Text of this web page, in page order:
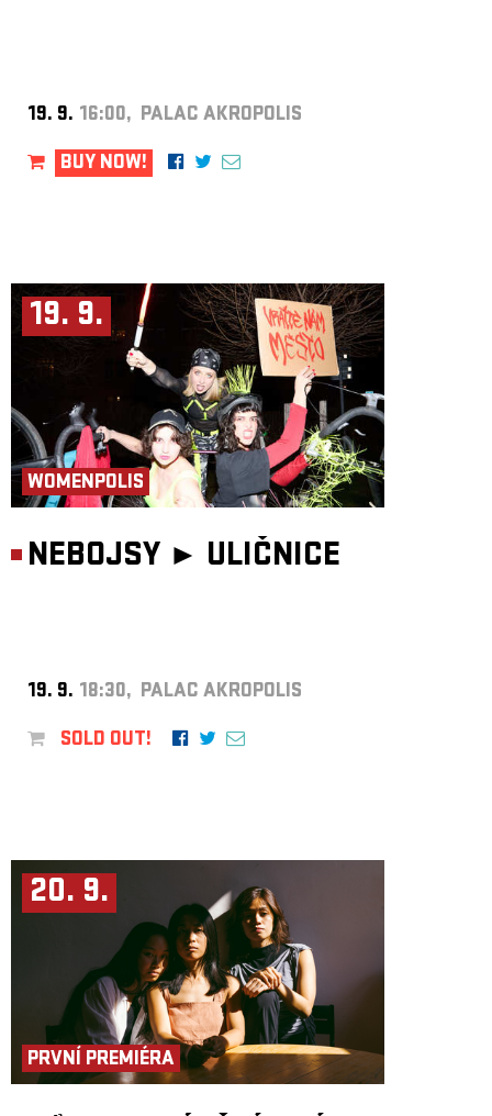
19. 9. 16:00, PALAC AKROPOLIS
BUY NOW!
19. 9.
WOMENPOLIS
NEBOJSY ► ULIČNICE
19. 9. 18:30, PALAC AKROPOLIS
SOLD OUT!
20. 9.
PRVNÍ PREMIÉRA